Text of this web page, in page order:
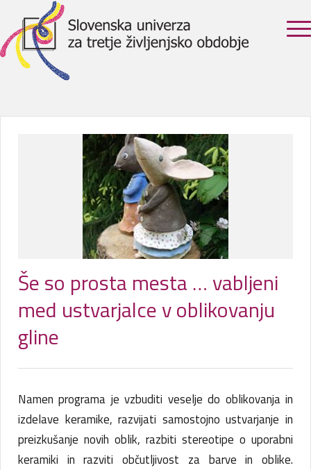
Še so prosta mesta … vabljeni
med ustvarjalce v oblikovanju
gline
Namen programa je vzbuditi veselje do oblikovanja in
izdelave keramike, razvijati samostojno ustvarjanje in
preizkušanje novih oblik, razbiti stereotipe o uporabni
keramiki in razviti občutljivost za barve in oblike.